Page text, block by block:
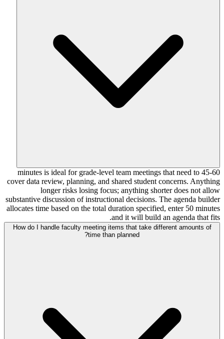
45-60 minutes is ideal for grade-level team meetings that need to
cover data review, planning, and shared student concerns. Anything
longer risks losing focus; anything shorter does not allow
substantive discussion of instructional decisions. The agenda builder
allocates time based on the total duration specified, enter 50 minutes
and it will build an agenda that fits.
How do I handle faculty meeting items that take different amounts of
time than planned?